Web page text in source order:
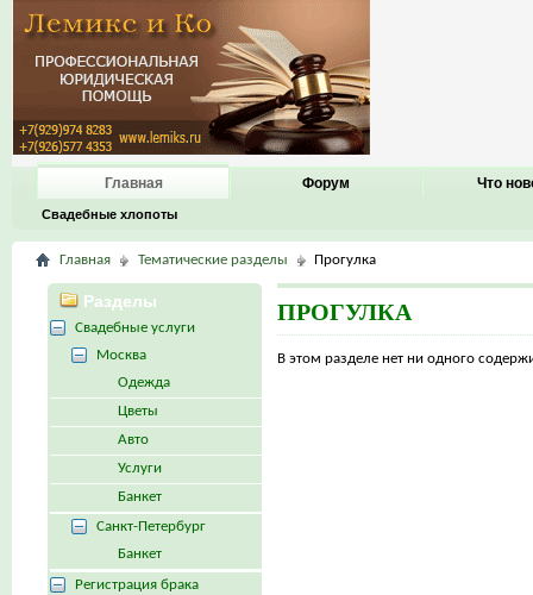
Главная
Свадебные хлопоты
Форум Что
Главная Тематические разделы Прогулка
ПРОГУЛКА
В этом разделе нет ни одного
Разделы
Свадебные услуги
Москва
Одежда
Цветы
Авто
Услуги
Банкет
Санкт-Петербург
Банкет
Регистрация брака